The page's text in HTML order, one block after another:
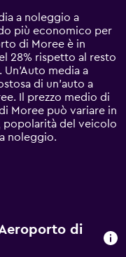
a noleggio a
più economico per
di Moree è in
28% rispetto al resto
Un'Auto media a
di un'auto a
Il prezzo medio di
Moree può variare in
popolarità del veicolo
noleggio.
di